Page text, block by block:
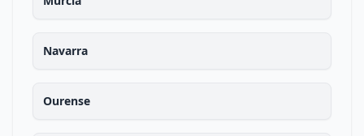
Navarra
Ourense